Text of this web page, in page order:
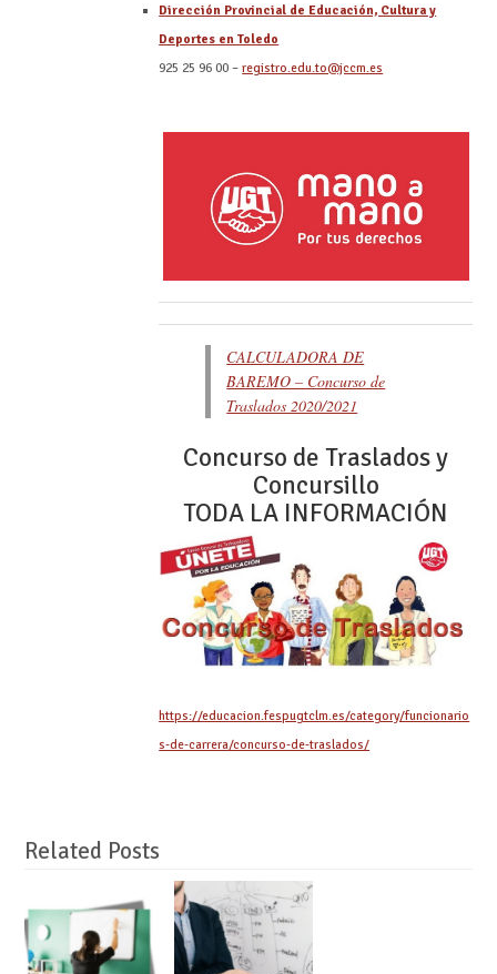
Dirección Provincial de Educación, Cultura y
Deportes en Toledo
925 25 96 00 –registro.edu.to@jccm.es
CALCULADORA DE
BAREMO – Concurso de
Traslados 2020/2021
Concurso de Traslados y
Concursillo
TODA LA INFORMACIÓN
https://educacion.fespugtclm.es/category/funcionario
s-de-carrera/concurso-de-traslados/
Related Posts